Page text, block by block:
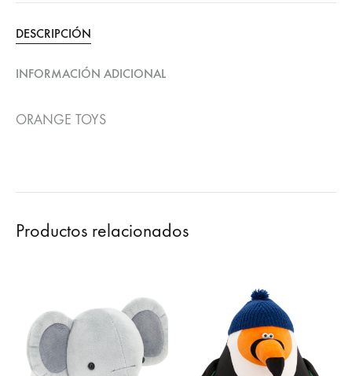
DESCRIPCIÓN
INFORMACIÓN ADICIONAL
ORANGE TOYS
Productos relacionados